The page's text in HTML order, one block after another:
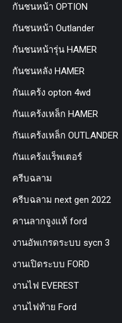
กันชนหน้า OPTION
กันชนหน้า Outlander
กันชนหน้ารุ่น HAMER
กันชนหลัง HAMER
กันแคร้ง opton 4wd
กันแคร้งเหล็ก HAMER
กันแคร้งเหล็ก OUTLANDER
กันแคร้งแร็พเตอร์
ครีบฉลาม
ครีบฉลาม next gen 2022
คานลากจูงแท้ ford
งานอัพเกรดระบบ sycn 3
งานเปิดระบบ FORD
งานไฟ EVEREST
งานไฟท้าย Ford